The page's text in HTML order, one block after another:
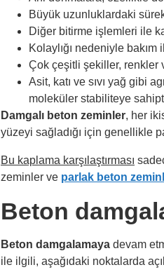
Büyük uzunluklardaki
Diğer bitirme işlemleri ile
Kolaylığı nedeniyle bakım
Çok çeşitli şekiller, renkler
Asit, katı ve sıvı yağ gibi
moleküler stabiliteye
Damgalı beton zeminler, her
yüzeyi sağladığı için genellikle
Bu kaplama karşılaştırması
zeminler ve parlak beton
Beton
Beton damgalamaya devam
ile ilgili, aşağıdaki noktalarda